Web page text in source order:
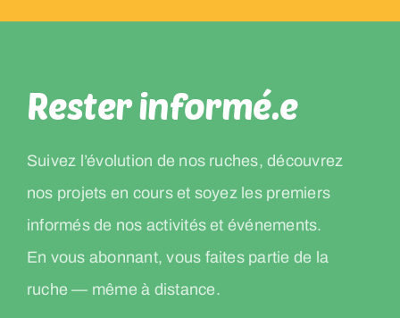
Rester informé.e
Suivez l’évolution de nos ruches, découvrez
nos projets en cours et soyez les premiers
informés de nos activités et événements.
En vous abonnant, vous faites partie de la
ruche — même à distance.